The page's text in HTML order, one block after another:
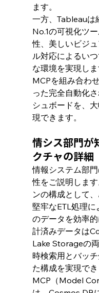
ます。
一方、Tableauは
No.1の可視化ツ
性、美しいビジ
ル対応によるい
な環境を実現し
MCPを組み合わ
った完全自動化
シュボードを、
現できます。
情シス部門が
クチャの詳細
情報システム部
性をご説明しま
ンの構成として
堅牢なETL処理
のデータを効率
計済みデータは
Lake Storageの
時検索用とバッ
た構成を実現でき
MCP（Model